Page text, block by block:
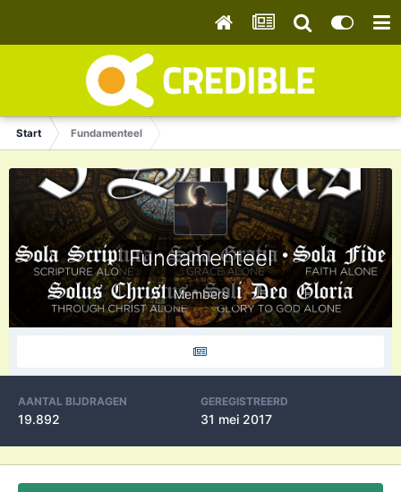
Start Fundamenteel
Fundamenteel
Members
AANTAL BIJDRAGEN
19.892
GEREGISTREERD
31 mei 2017